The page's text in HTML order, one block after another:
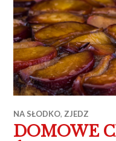
NA SŁODKO, ZJEDZ
DOMOWE